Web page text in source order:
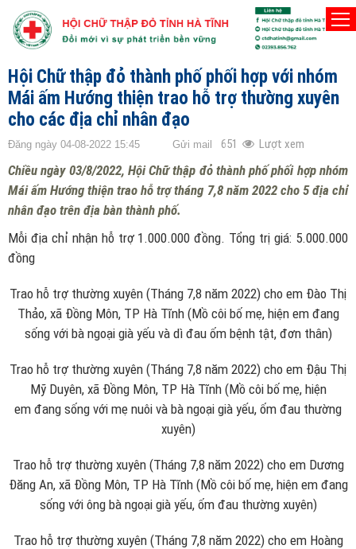
TRANG CHỦ THÀNH PHỐ HÀ TĨNH
Hội Chữ thập đỏ thành phố phối hợp với nhóm
Mái ấm Hướng thiện trao hỗ trợ thường xuyên
cho các địa chỉ nhân đạo
Đăng ngày 04-08-2022 15:45 Gửi mail 651 Lượt xem
Chiều ngày 03/8/2022, Hội Chữ thập đỏ thành phố phối hợp nhóm
Mái ấm Hướng thiện trao hỗ trợ tháng 7,8 năm 2022 cho 5 địa chỉ
nhân đạo trên địa bàn thành phố.
Mỗi địa chỉ nhận hỗ trợ 1.000.000 đồng. Tổng trị giá: 5.000.000
đồng
Trao hỗ trợ thường xuyên (Tháng 7,8 năm 2022) cho em Đào Thị
Thảo, xã Đồng Môn, TP Hà Tĩnh (Mồ côi bố mẹ, hiện em đang
sống với bà ngoại già yếu và dì đau ốm bệnh tật, đơn thân)
Trao hỗ trợ thường xuyên (Tháng 7,8 năm 2022) cho em Đậu Thị
Mỹ Duyên, xã Đồng Môn, TP Hà Tĩnh (Mồ côi bố mẹ, hiện
em đang sống với mẹ nuôi và bà ngoại già yếu, ốm đau thường
xuyên)
Trao hỗ trợ thường xuyên (Tháng 7,8 năm 2022) cho em Dương
Đăng An, xã Đồng Môn, TP Hà Tĩnh (Mồ côi bố mẹ, hiện em đang
sống với ông bà ngoại già yếu, ốm đau thường xuyên)
Trao hỗ trợ thường xuyên (Tháng 7,8 năm 2022) cho em Hoàng